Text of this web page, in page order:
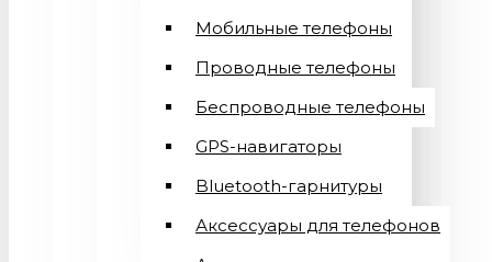
Мобильные телефоны
Проводные телефоны
Беспроводные телефоны
GPS-навигаторы
Bluetooth-гарнитуры
Аксессуары для телефонов